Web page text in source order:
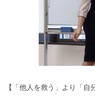
【「他人を救う」より「自